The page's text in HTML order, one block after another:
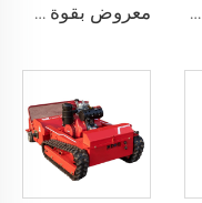
استخدام شائع لتحميل مدمج بمسار صغير
معروض بقوة حفار عجلات صغير آلات تنقيب عن الأرض حفار عجلات صغير سكيد ستير